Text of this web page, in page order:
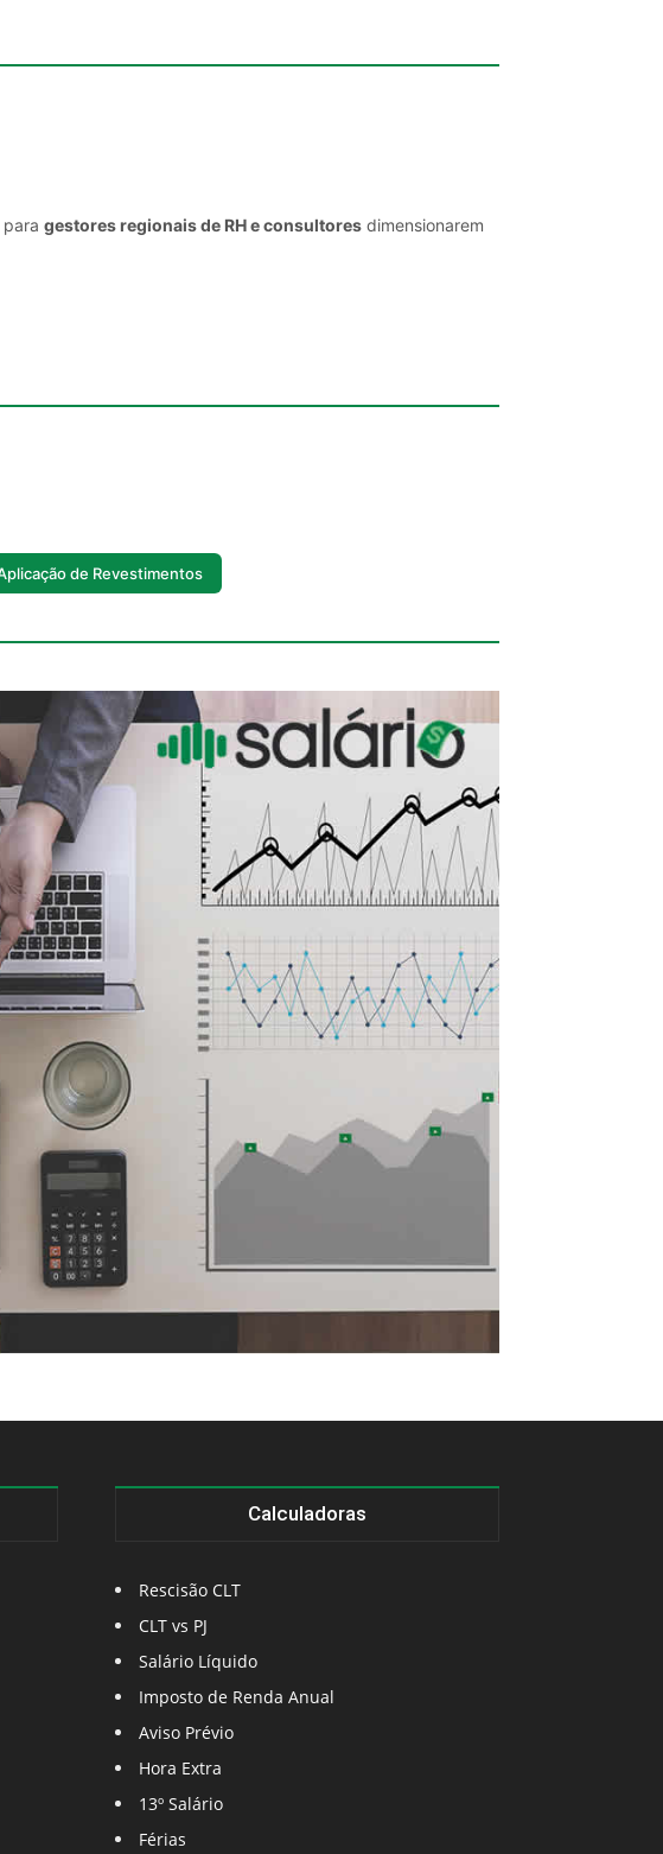
gestores regionais de RH e consultores dimensionarem
de Revestimentos
Calculadoras
Rescisão CLT
CLT vs PJ
Salário Líquido
Imposto de Renda Anual
Aviso Prévio
Hora Extra
13º Salário
Férias